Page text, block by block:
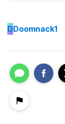
DDoomnack1